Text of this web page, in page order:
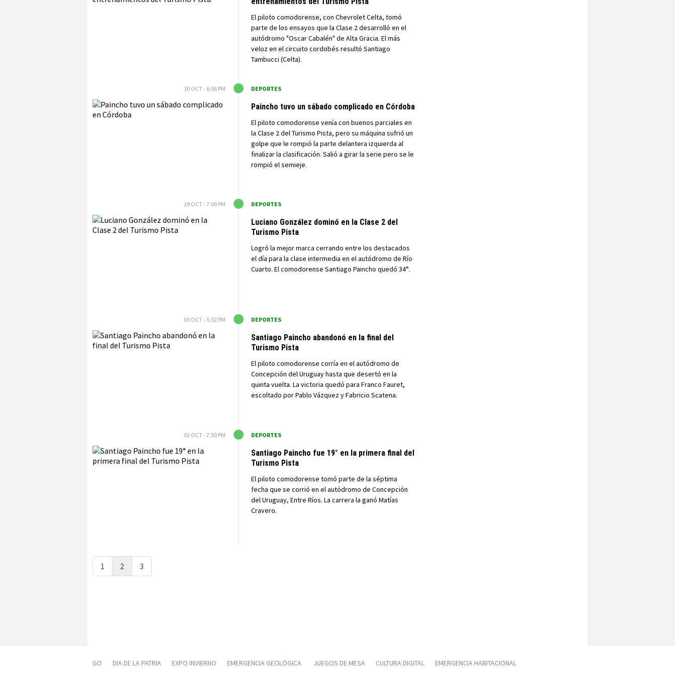
El piloto comodorense, con Chevrolet Celta, tomó
parte de los ensayos que la Clase 2 desarrolló en el
autódromo "Oscar Cabalén" de Alta Gracia. El más
veloz en el circuito cordobés resultó Santiago
Tambucci (Celta).
30 OCT - 6:06 PM DEPORTES
Paincho tuvo un sábado complicado en Córdoba
El piloto comodorense venía con buenos parciales en
la Clase 2 del Turismo Pista, pero su máquina sufrió un
golpe que le rompió la parte delantera izquierda al
finalizar la clasificación. Salió a girar la serie pero se le
rompió el semieje.
29 OCT - 7:00 PM DEPORTES
Luciano González dominó en la Clase 2 del
Turismo Pista
Logró la mejor marca cerrando entre los destacados
el día para la clase intermedia en el autódromo de Río
Cuarto. El comodorense Santiago Paincho quedó 34°.
03 OCT - 5:32 PM DEPORTES
Santiago Paincho abandonó en la final del
Turismo Pista
El piloto comodorense corría en el autódromo de
Concepción del Uruguay hasta que desertó en la
quinta vuelta. La victoria quedó para Franco Fauret,
escoltado por Pablo Vázquez y Fabricio Scatena.
02 OCT - 7:50 PM DEPORTES
Santiago Paincho fue 19° en la primera final del
Turismo Pista
El piloto comodorense tomó parte de la séptima
fecha que se corrió en el autódromo de Concepción
del Uruguay, Entre Ríos. La carrera la ganó Matías
Cravero.
1 2 3
GO DIA DE LA PATRIA EXPO INVIERNO EMERGENCIA GEOLÓGICA JUEGOS DE MESA CULTURA DIGITAL EMERGENCIA HABITACIONAL